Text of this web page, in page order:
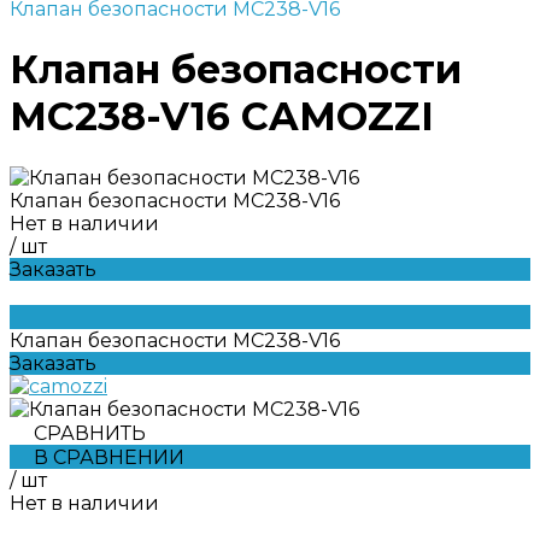
Клапан безопасности MC238-V16
Клапан безопасности
MC238-V16 CAMOZZI
Клапан безопасности MC238-V16
Нет в наличии
/ шт
Заказать
Клапан безопасности MC238-V16
Заказать
СРАВНИТЬ
В СРАВНЕНИИ
/ шт
Нет в наличии